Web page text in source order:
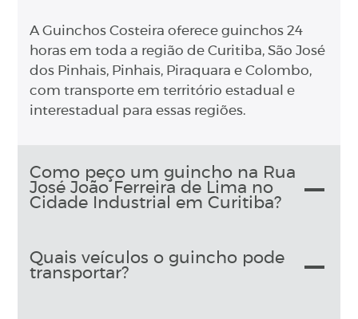
A Guinchos Costeira oferece guinchos 24
horas em toda a região de Curitiba, São José
dos Pinhais, Pinhais, Piraquara e Colombo,
com transporte em território estadual e
interestadual para essas regiões.
Como peço um guincho na Rua
José João Ferreira de Lima no
Cidade Industrial em Curitiba?
Quais veículos o guincho pode
transportar?